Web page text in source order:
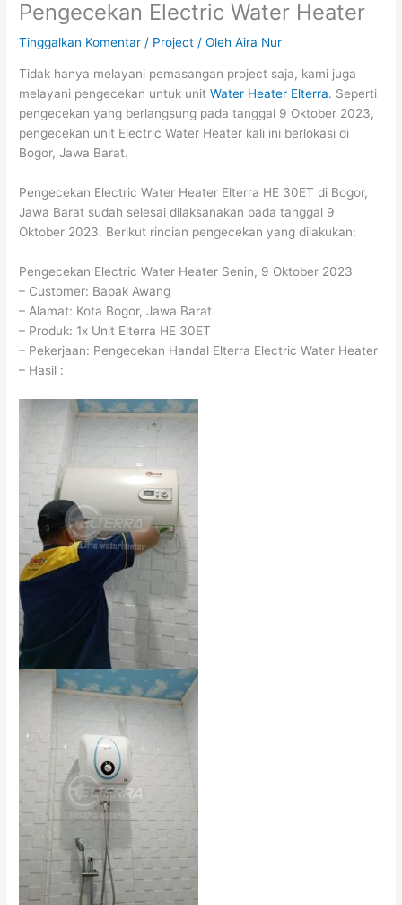
Pengecekan Electric Water Heater
Tinggalkan Komentar / Project / OlehAira Nur
Tidak hanya melayani pemasangan project saja, kami juga
melayani pengecekan untuk unitWater Heater Elterra. Seperti
pengecekan yang berlangsung pada tanggal 9 Oktober 2023,
pengecekan unit Electric Water Heater kali ini berlokasi di
Bogor, Jawa Barat.
Pengecekan Electric Water Heater Elterra HE 30ET di Bogor,
Jawa Barat sudah selesai dilaksanakan pada tanggal 9
Oktober 2023. Berikut rincian pengecekan yang dilakukan:
Pengecekan Electric Water Heater Senin, 9 Oktober 2023
– Customer: Bapak Awang
– Alamat: Kota Bogor, Jawa Barat
– Produk: 1x Unit Elterra HE 30ET
– Pekerjaan: Pengecekan Handal Elterra Electric Water Heater
– Hasil :